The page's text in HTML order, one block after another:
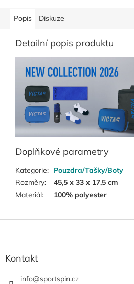
Popis Diskuze
Detailní popis produktu
Doplňkové parametry
Kategorie:
Pouzdra/Tašky/Boty
Rozměry:
45,5 x 33 x 17,5 cm
Materiál: 100% polyester
Z
Kontakt
info@sportspin.cz